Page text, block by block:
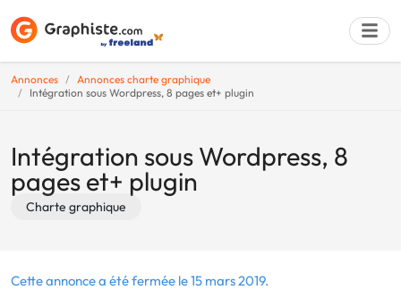
Annonces
Annonces charte graphique
Intégration sous Wordpress, 8 pages et+ plugin
Intégration sous Wordpress, 8
pages et+ plugin
Charte graphique
Cette annonce a été fermée le 15 mars 2019.